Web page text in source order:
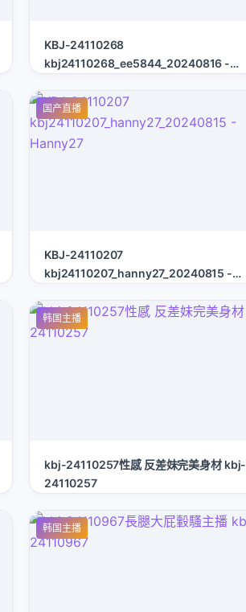
KBJ-24110268
kbj24110268_ee5844_20240816 -
国产直播
KBJ-24110207
kbj24110207_hanny27_20240815 -
韩国主播
kbj-24110257性感 反差妹完美身材 kbj-
24110257
韩国主播